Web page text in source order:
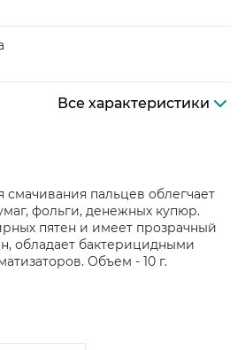
Все характеристики
смачивания пальцев облегчает
фольги, денежных купюр.
пятен и имеет прозрачный
обладает бактерицидными
Объем - 10 г.